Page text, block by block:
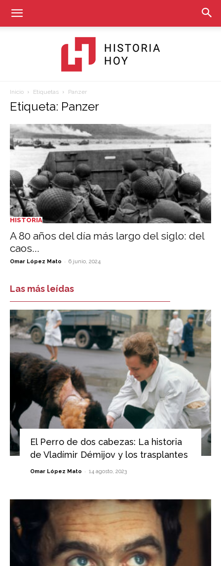
Hoy
Inicio Etiquetas Panzer
Etiqueta: Panzer
HISTORIA
A 80 años del día más largo del siglo: del
caos...
Omar López Mato - 6 junio, 2024
Las más leídas
El Perro de dos cabezas: La historia
de Vladímir Démijov y los trasplantes
Omar López Mato - 14 agosto, 2023